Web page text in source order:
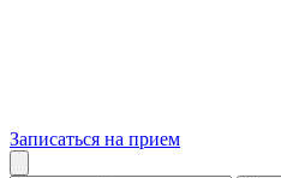
Записаться на прием